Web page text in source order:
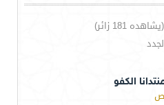
(يشاهده 181 زائر)
الكفو